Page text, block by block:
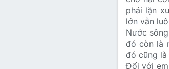
phải lặn
lớn vẫn
Nước
đó còn là
đó cũng
Đối với